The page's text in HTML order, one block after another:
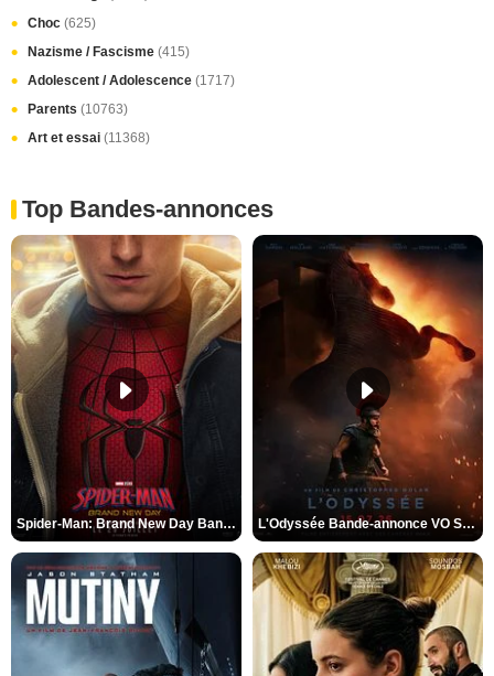
Choc (625)
Nazisme / Fascisme (415)
Adolescent / Adolescence (1717)
Parents (10763)
Art et essai (11368)
Top Bandes-annonces
Spider-Man: Brand New Day Bande-annonce VO STFR L'Odyssée Bande-annonce VO STFR